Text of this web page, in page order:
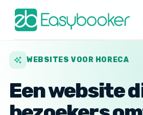
WEBSITES VOOR HORECA
Een website